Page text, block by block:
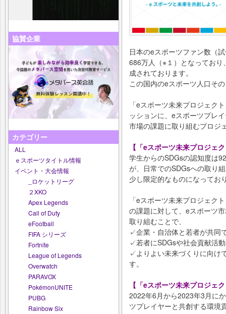
協賛企業
カテゴリー
ALL
ｅスポーツタイトル情報
イベント・大会情報
_ロケットリーグ
２XKO
Apex Legends
Call of Duty
eFootball
FIFA シリーズ
Fortnite
League of Legends
Overwatch
PARAVOX
PokémonUNITE
PUBG
Rainbow Six
日本のeスポーツファン数（
686万人（※１）となってお
成されております。
この国内のeスポーツ人口そ
「eスポーツ未来プロジェク
ッションに、eスポーツプレ
市場の課題に取り組むプロジ
【「eスポーツ未来プロジェ
学生からのSDGsの認知度は
が、日常でのSDGsへの取り
少し限定的なものになってお
「eスポーツ未来プロジェク
の課題に対して、eスポーツ
取り組むことで、
✓企業・自治体と若者が共同
✓若者にSDGsや社会貢献活
✓よりよい未来づくりに向け
す。
【「eスポーツ未来プロジェ
2022年6月から2023年3月に
ツプレイヤーと共創する環境